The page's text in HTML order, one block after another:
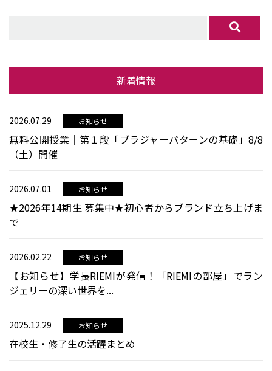
新着情報
2026.07.29 お知らせ
無料公開授業│第１段「ブラジャーパターンの基礎」8/8
（土）開催
2026.07.01 お知らせ
★2026年14期生 募集中★初心者からブランド立ち上げま
で
2026.02.22 お知らせ
【お知らせ】学長RIEMIが発信！「RIEMIの部屋」でラン
ジェリーの深い世界を...
2025.12.29 お知らせ
在校生・修了生の活躍まとめ